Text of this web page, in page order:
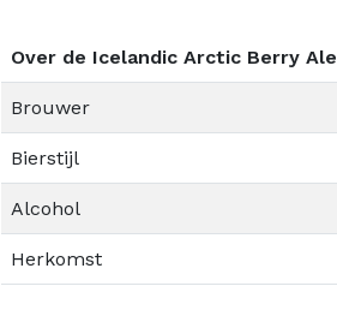
Over de Icelandic Arctic Berry Ale
Brouwer
Bierstijl
Alcohol
Herkomst